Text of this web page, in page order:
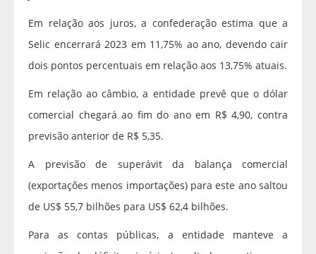
Em relação aos juros, a confederação estima que a
Selic encerrará 2023 em 11,75% ao ano, devendo cair
dois pontos percentuais em relação aos 13,75% atuais.
Em relação ao câmbio, a entidade prevê que o dólar
comercial chegará ao fim do ano em R$ 4,90, contra
previsão anterior de R$ 5,35.
A previsão de superávit da balança comercial
(exportações menos importações) para este ano saltou
de US$ 55,7 bilhões para US$ 62,4 bilhões.
Para as contas públicas, a entidade manteve a